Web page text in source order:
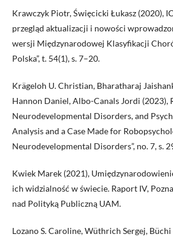
Krawczyk Piotr, Święcicki Łukasz (2020),
przegląd aktualizacji i nowości
wersji Międzynarodowej Klasyfikacji
Polska”, t. 54(1), s. 7–20.
Krägeloh U. Christian, Bharatharaj
Hannon Daniel, Albo-Canals Jordi (2023),
Neurodevelopmental Disorders, and
Analysis and a Case Made for
Neurodevelopmental Disorders”, no. 7, s.
Kwiek Marek (2021),
ich widzialność w świecie. Raport IV,
nad Polityką Publiczną UAM.
Lozano S. Caroline, Wüthrich Sergej, Büchi